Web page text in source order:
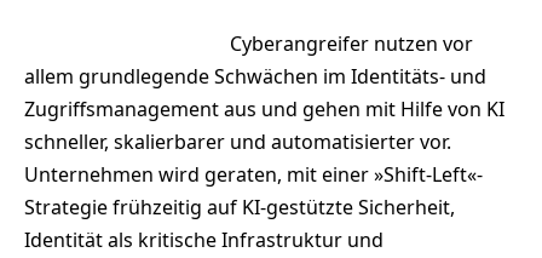
Cyberangreifer nutzen vor
allem grundlegende Schwächen im Identitäts‑ und
Zugriffsmanagement aus und gehen mit Hilfe von KI
schneller, skalierbarer und automatisierter vor.
Unternehmen wird geraten, mit einer »Shift‑Left«-
Strategie frühzeitig auf KI‑gestützte Sicherheit,
Identität als kritische Infrastruktur und